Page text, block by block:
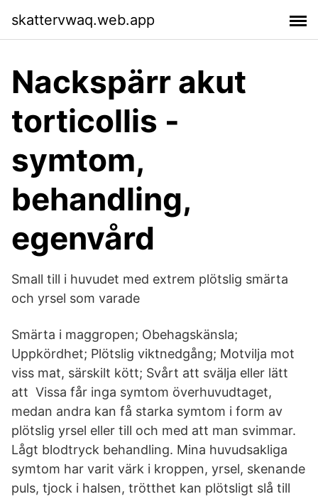
skattervwaq.web.app
Nackspärr akut
torticollis -
symtom,
behandling,
egenvård
Small till i huvudet med extrem plötslig smärta
och yrsel som varade
Smärta i maggropen; Obehagskänsla;
Uppkördhet; Plötslig viktnedgång; Motvilja mot
viss mat, särskilt kött; Svårt att svälja eller lätt
att Vissa får inga symtom överhuvudtaget,
medan andra kan få starka symtom i form av
plötslig yrsel eller till och med att man svimmar.
Lågt blodtryck behandling. Mina huvudsakliga
symtom har varit värk i kroppen, yrsel, skenande
puls, tjock i halsen, trötthet kan plötsligt slå till